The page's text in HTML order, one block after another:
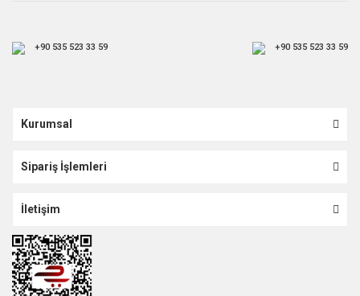
+90 535 523 33 59 +90 535 523 33 59
Kurumsal
Sipariş İşlemleri
İletişim